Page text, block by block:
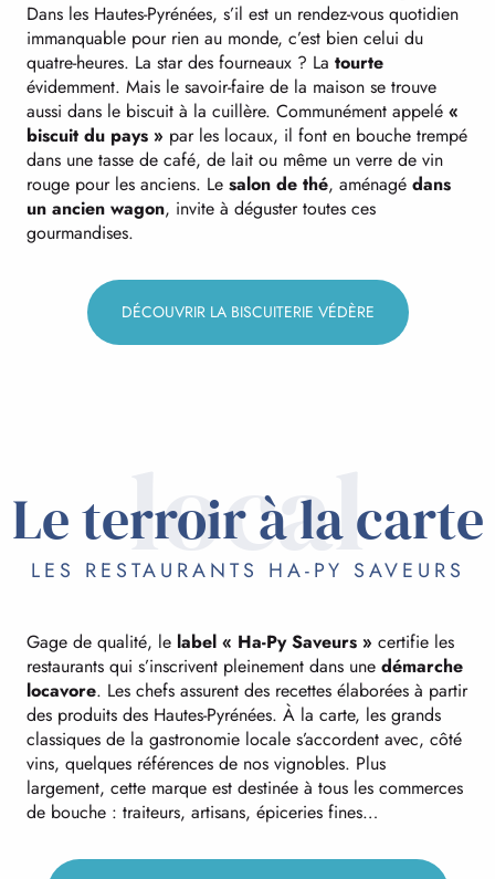
Dans les Hautes-Pyrénées, s’il est un rendez-vous quotidien
immanquable pour rien au monde, c’est bien celui du
quatre-heures. La star des fourneaux ? La tourte
évidemment. Mais le savoir-faire de la maison se trouve
aussi dans le biscuit à la cuillère. Communément appelé «
biscuit du pays » par les locaux, il font en bouche trempé
dans une tasse de café, de lait ou même un verre de vin
rouge pour les anciens. Le salon de thé, aménagé dans
un ancien wagon, invite à déguster toutes ces
gourmandises.
DÉCOUVRIR LA BISCUITERIE VÉDÈRE
local
Le terroir à la carte
LES RESTAURANTS HA-PY SAVEURS
Gage de qualité, le label « Ha-Py Saveurs » certifie les
restaurants qui s’inscrivent pleinement dans une démarche
locavore. Les chefs assurent des recettes élaborées à partir
des produits des Hautes-Pyrénées. À la carte, les grands
classiques de la gastronomie locale s’accordent avec, côté
vins, quelques références de nos vignobles. Plus
largement, cette marque est destinée à tous les commerces
de bouche : traiteurs, artisans, épiceries fines…